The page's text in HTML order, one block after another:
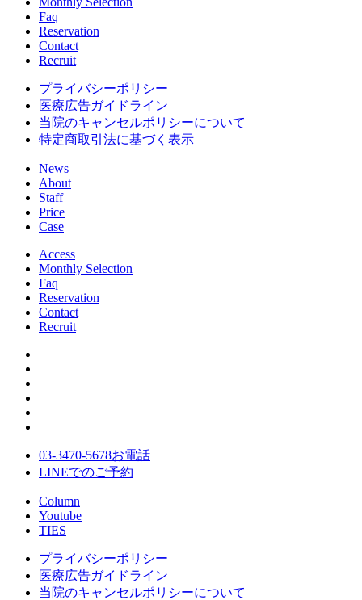
Faq
Reservation
Contact
Recruit
プライバシーポリシー
医療広告ガイドライン
当院のキャンセルポリシーについて
特定商取引法に基づく表示
News
About
Staff
Price
Case
Access
Monthly Selection
Faq
Reservation
Contact
Recruit
03-3470-5678お電話
LINEでのご予約
Column
Youtube
TIES
プライバシーポリシー
医療広告ガイドライン
当院のキャンセルポリシーについて